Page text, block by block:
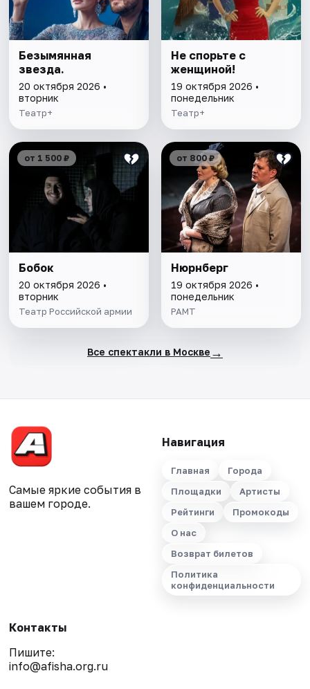
Безымянная
звезда.
20 октября 2026 •
вторник
Театр+
Не спорьте с
женщиной!
19 октября 2026 •
понедельник
Театр+
от 1 500 ₽
Бобок
20 октября 2026 •
вторник
Театр Российской армии
от 800 ₽
Нюрнберг
19 октября 2026 •
понедельник
РАМТ
Все спектакли в Москве →
Самые яркие события в
вашем городе.
Навигация
Главная
Города
Площадки
Артисты
Рейтинги
Промокоды
О нас
Возврат билетов
Политика
конфиденциальности
Контакты
Пишите:
info@afisha.org.ru